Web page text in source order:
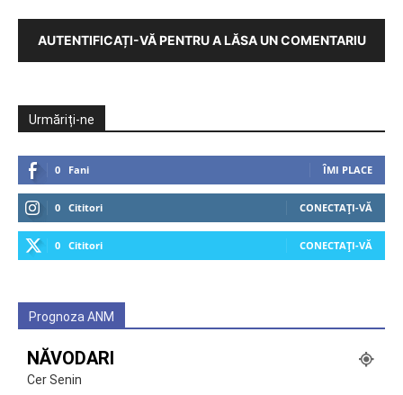
AUTENTIFICAȚI-VĂ PENTRU A LĂSA UN COMENTARIU
Urmăriți-ne
0 Fani ÎMI PLACE
0 Cititori CONECTAȚI-VĂ
0 Cititori CONECTAȚI-VĂ
Prognoza ANM
NĂVODARI
Cer Senin